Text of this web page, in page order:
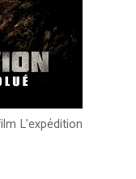
L'expédition